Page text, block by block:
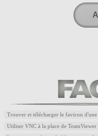
Trouver et télécharger le favicon d'une
Utiliser VNC à la place de TeamViewer